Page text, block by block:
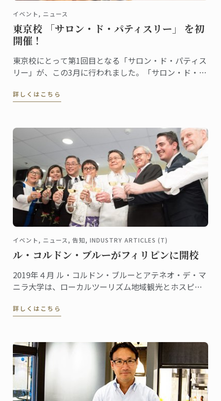
イベント, ニュース
東京校 「サロン・ド・パティスリー」 を初
開催！
東京校にとって第1回目となる「サロン・ド・パティス
リー」が、この3月に行われました。「サロン・ド・パ
ベント。日本校では今年から本科菓子講座がリニュー
た。
詳しくはこちら
イベント, ニュース, 告知, INDUSTRY ARTICLES (T)
ル・コルドン・ブルーがフィリピンに開校
2019年４月 ル・コルドン・ブルーとアテネオ・デ・マ
ニラ大学は、ローカルツーリズム地域観光とホスピタ
詳しくはこちら